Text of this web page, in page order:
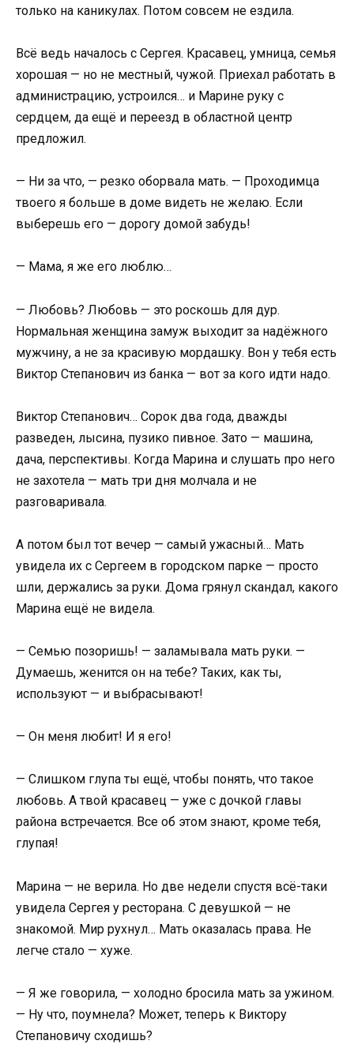
только на каникулах. Потом совсем не ездила.
Всё ведь началось с Сергея. Красавец, умница, семья
хорошая — но не местный, чужой. Приехал работать в
администрацию, устроился… и Марине руку с
сердцем, да ещё и переезд в областной центр
предложил.
— Ни за что, — резко оборвала мать. — Проходимца
твоего я больше в доме видеть не желаю. Если
выберешь его — дорогу домой забудь!
— Мама, я же его люблю…
— Любовь? Любовь — это роскошь для дур.
Нормальная женщина замуж выходит за надёжного
мужчину, а не за красивую мордашку. Вон у тебя есть
Виктор Степанович из банка — вот за кого идти надо.
Виктор Степанович… Сорок два года, дважды
разведен, лысина, пузико пивное. Зато — машина,
дача, перспективы. Когда Марина и слушать про него
не захотела — мать три дня молчала и не
разговаривала.
А потом был тот вечер — самый ужасный… Мать
увидела их с Сергеем в городском парке — просто
шли, держались за руки. Дома грянул скандал, какого
Марина ещё не видела.
— Семью позоришь! — заламывала мать руки. —
Думаешь, женится он на тебе? Таких, как ты,
используют — и выбрасывают!
— Он меня любит! И я его!
— Слишком глупа ты ещё, чтобы понять, что такое
любовь. А твой красавец — уже с дочкой главы
района встречается. Все об этом знают, кроме тебя,
глупая!
Марина — не верила. Но две недели спустя всё-таки
увидела Сергея у ресторана. С девушкой — не
знакомой. Мир рухнул… Мать оказалась права. Не
легче стало — хуже.
— Я же говорила, — холодно бросила мать за ужином.
— Ну что, поумнела? Может, теперь к Виктору
Степановичу сходишь?